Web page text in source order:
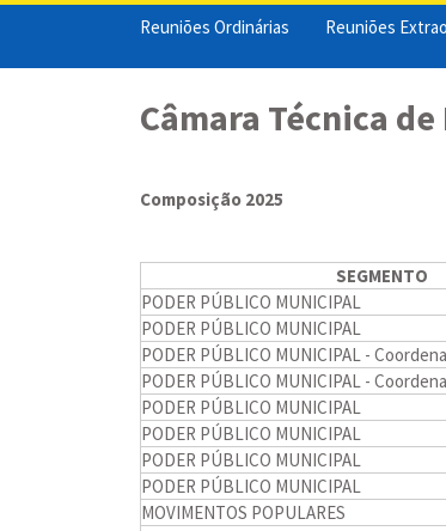
Reuniões Ordinárias Reuniões
Câmara Técnica
Composição 2025
SEGMENTO
PODER PÚBLICO MUNICIPAL
PODER PÚBLICO MUNICIPAL
PODER PÚBLICO MUNICIPAL -
PODER PÚBLICO MUNICIPAL -
PODER PÚBLICO MUNICIPAL
PODER PÚBLICO MUNICIPAL
PODER PÚBLICO MUNICIPAL
PODER PÚBLICO MUNICIPAL
MOVIMENTOS POPULARES